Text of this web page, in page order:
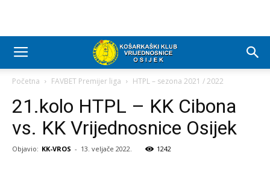
Početna FAVBET Premijer liga HTPL – sezona 2021 / 2022
21.kolo HTPL – KK Cibona
vs. KK Vrijednosnice Osijek
Objavio: KK-VROS - 13. veljače 2022. 1242